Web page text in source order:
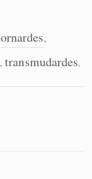
,
,transmudardes.